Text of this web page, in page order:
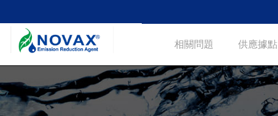
相關問題 供應據點